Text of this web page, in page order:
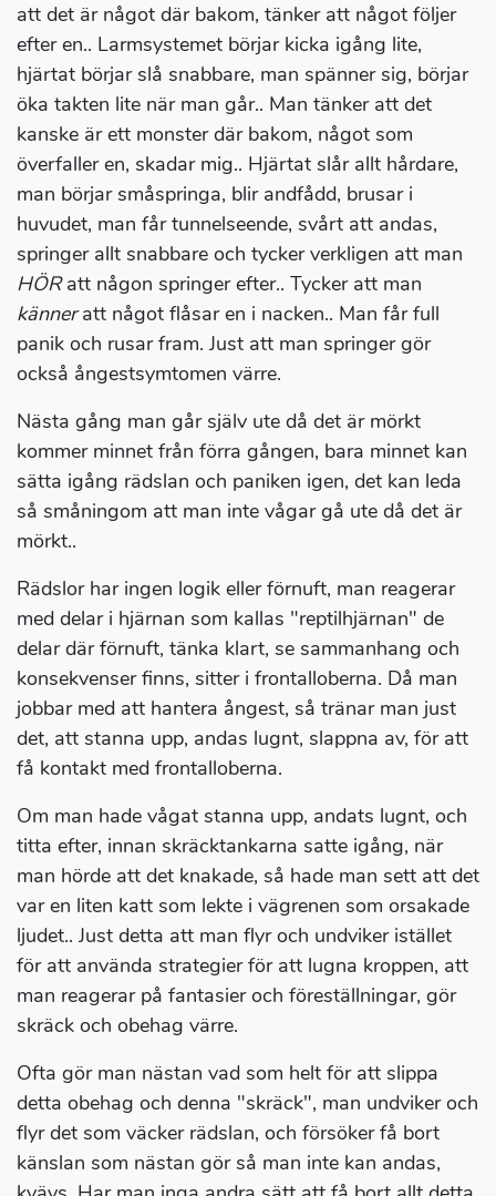
att det är något där bakom, tänker att något följer
efter en.. Larmsystemet börjar kicka igång lite,
hjärtat börjar slå snabbare, man spänner sig, börjar
öka takten lite när man går.. Man tänker att det
kanske är ett monster där bakom, något som
överfaller en, skadar mig.. Hjärtat slår allt hårdare,
man börjar småspringa, blir andfådd, brusar i
huvudet, man får tunnelseende, svårt att andas,
springer allt snabbare och tycker verkligen att man
HÖRatt någon springer efter.. Tycker att man
känneratt något flåsar en i nacken.. Man får full
panik och rusar fram. Just att man springer gör
också ångestsymtomen värre.
Nästa gång man går själv ute då det är mörkt
kommer minnet från förra gången, bara minnet kan
sätta igång rädslan och paniken igen, det kan leda
så småningom att man inte vågar gå ute då det är
mörkt..
Rädslor har ingen logik eller förnuft, man reagerar
med delar i hjärnan som kallas "reptilhjärnan" de
delar där förnuft, tänka klart, se sammanhang och
konsekvenser finns, sitter i frontalloberna. Då man
jobbar med att hantera ångest, så tränar man just
det, att stanna upp, andas lugnt, slappna av, för att
få kontakt med frontalloberna.
Om man hade vågat stanna upp, andats lugnt, och
titta efter, innan skräcktankarna satte igång, när
man hörde att det knakade, så hade man sett att det
var en liten katt som lekte i vägrenen som orsakade
ljudet.. Just detta att man flyr och undviker istället
för att använda strategier för att lugna kroppen, att
man reagerar på fantasier och föreställningar, gör
skräck och obehag värre.
Ofta gör man nästan vad som helt för att slippa
detta obehag och denna "skräck", man undviker och
flyr det som väcker rädslan, och försöker få bort
känslan som nästan gör så man inte kan andas,